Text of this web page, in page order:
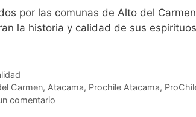
por las comunas de Alto del
la historia y calidad de sus
Carmen, Atacama, Prochile Atacama,
comentario